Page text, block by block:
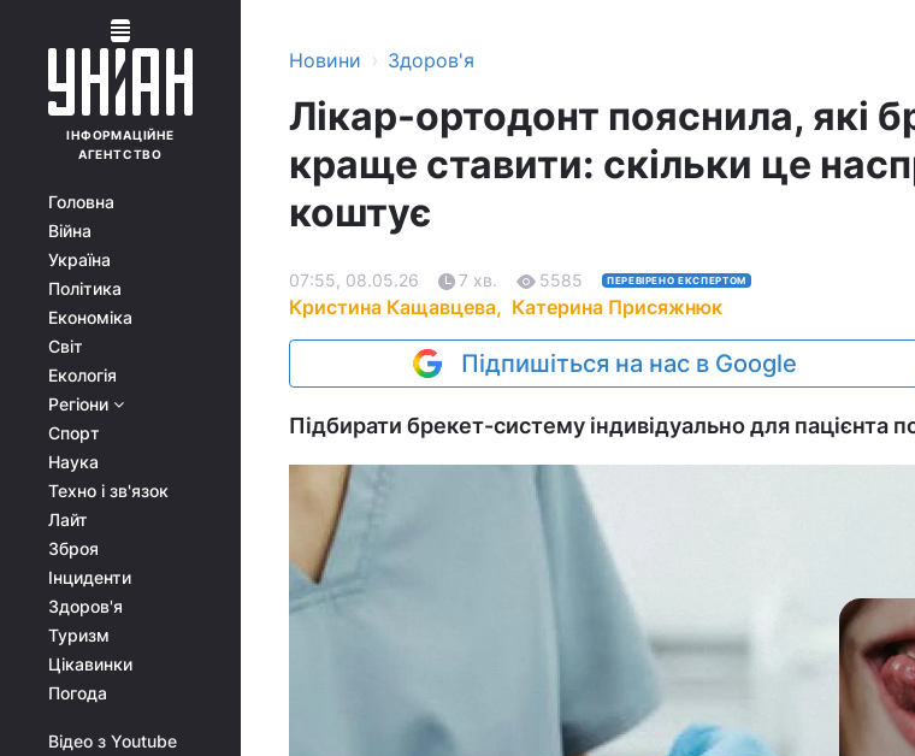
ІНФОРМАЦІЙНЕ
АГЕНТСТВО
Головна
Війна
Україна
Політика
Економіка
Світ
Екологія
Регіони
Спорт
Наука
Техно і зв'язок
Лайт
Зброя
Інциденти
Здоров'я
Туризм
Цікавинки
Погода
Відео з Youtube
Новини › Здоров'я
Лікар-ортодонт пояснила, які
краще ставити: скільки це
коштує
Кристина Кащавцева, Катерина Присяжнюк
07:55, 08.05.26 7 хв. 5585 ПЕРЕВІРЕНО ЕКСПЕРТОМ
Підпишіться на нас в Google
Підбирати брекет-систему індивідуально для пацієнта